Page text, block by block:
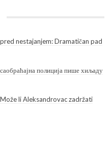
nestajanjem: Dramatičan pad
полиција пише хиљаду
li Aleksandrovac zadržati